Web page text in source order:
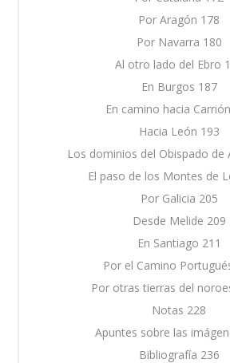
Por Aragón 178
Por Navarra 180
Al otro lado del Ebro
En Burgos 187
En camino hacia
Hacia León 193
Los dominios del Obispado de
El paso de los Montes de
Por Galicia 205
Desde Melide 209
En Santiago 211
Por el Camino
Por otras tierras del
Notas 228
Apuntes sobre las
Bibliografía 236